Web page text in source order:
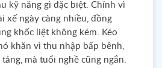
kỹ năng gì đặc biệt. Chính vì
xế ngày càng nhiều, đồng
khốc liệt không kém. Kéo
khăn vì thu nhập bấp bênh,
mà tuổi nghề cũng ngắn.